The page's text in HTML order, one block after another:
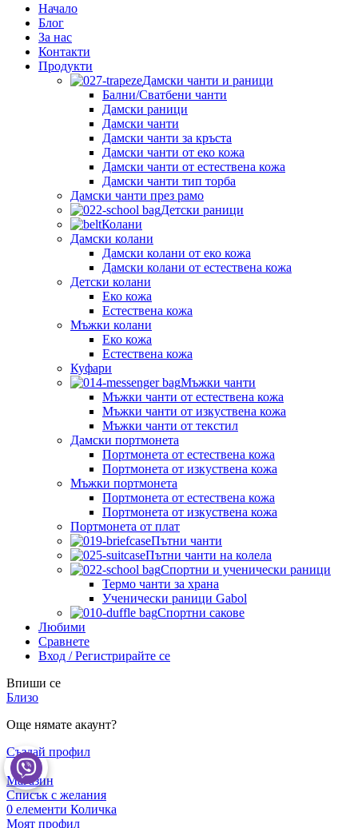
Начало
Блог
За нас
Контакти
Продукти
Дамски чанти и раници
Бални/Сватбени чанти
Дамски раници
Дамски чанти
Дамски чанти за кръста
Дамски чанти от еко кожа
Дамски чанти от естествена кожа
Дамски чанти тип торба
Дамски чанти през рамо
Детски рaници
Колани
Дамски колани
Дамски колани от еко кожа
Дамски колани от естествена кожа
Детски колани
Еко кожа
Естествена кожа
Мъжки колани
Еко кожа
Естествена кожа
Куфари
Мъжки чанти
Мъжки чанти от естествена кожа
Мъжки чанти от изкуствена кожа
Мъжки чанти от текстил
Дамски портмонета
Портмонета от естествена кожа
Портмонета от изкуствена кожа
Мъжки портмонета
Портмонета от естествена кожа
Портмонета от изкуствена кожа
Портмонета от плат
Пътни чанти
Пътни чанти на колела
Спортни и ученически раници
Термо чанти за храна
Ученически раници Gabol
Спортни сакове
Любими
Сравнете
Вход / Регистрирайте се
Впиши се
Близо
Още нямате акаунт?
Създай профил
Магазин
Списък с желания
0 елементи Количка
Моят профил